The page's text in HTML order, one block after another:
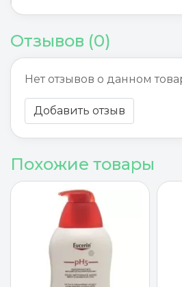
Отзывов (0)
Нет отзывов о данном
Добавить отзыв
Похожие товары